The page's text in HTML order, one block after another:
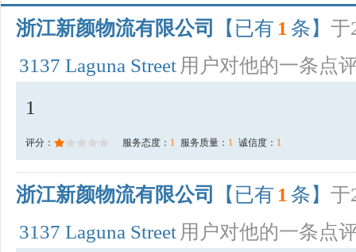
浙江新颜物流有限公司 【已有 1 条】 于
3137 Laguna Street 用户对他的一条点
1
评分： 服务态度： 1 服务质量： 1 诚信度： 1
浙江新颜物流有限公司 【已有 1 条】 于
3137 Laguna Street 用户对他的一条点